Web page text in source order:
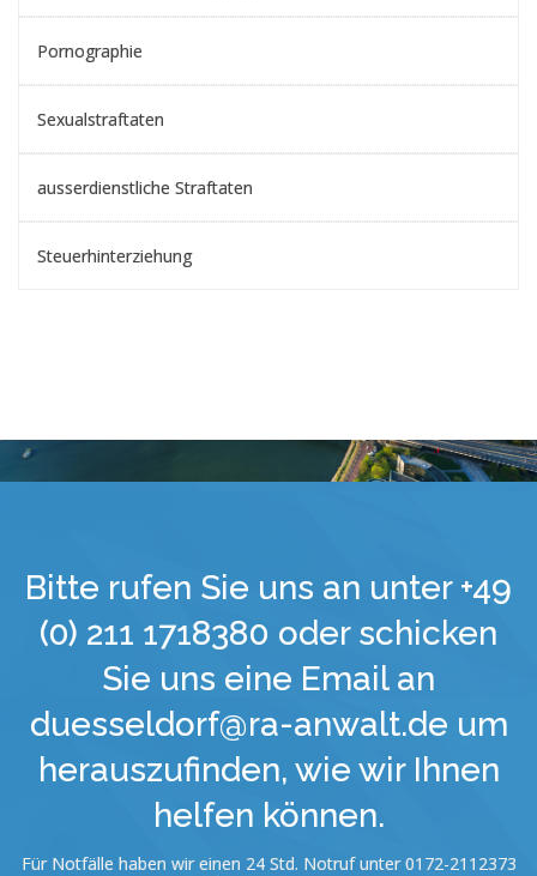
Pornographie
Sexualstraftaten
ausserdienstliche Straftaten
Steuerhinterziehung
Bitte rufen Sie uns an unter +49
(0) 211 1718380 oder schicken
Sie uns eine Email an
duesseldorf@ra-anwalt.de um
herauszufinden, wie wir Ihnen
helfen können.
Für Notfälle haben wir einen 24 Std. Notruf unter 0172-2112373